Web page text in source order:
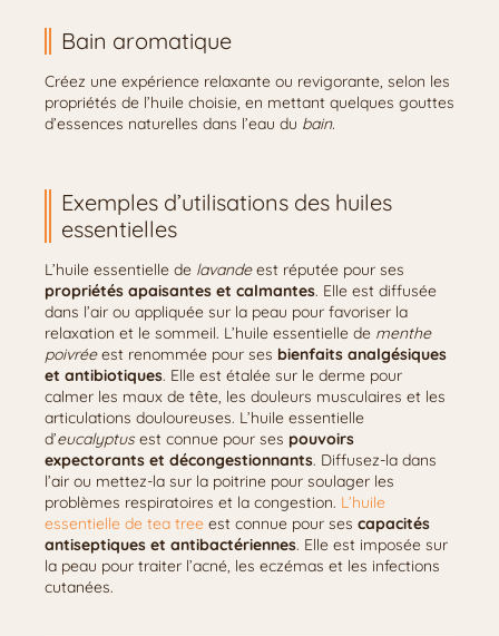
Bain aromatique
Créez une expérience relaxante ou revigorante, selon les
propriétés de l’huile choisie, en mettant quelques gouttes
d’essences naturelles dans l’eau du bain.
Exemples d’utilisations des huiles
essentielles
L’huile essentielle de lavandeest réputée pour ses
propriétés apaisantes et calmantes. Elle est diffusée
dans l’air ou appliquée sur la peau pour favoriser la
relaxation et le sommeil. L’huile essentielle de menthe
poivréeest renommée pour ses bienfaits analgésiques
et antibiotiques. Elle est étalée sur le derme pour
calmer les maux de tête, les douleurs musculaires et les
articulations douloureuses. L’huile essentielle
d’eucalyptusest connue pour ses pouvoirs
expectorants et décongestionnants. Diffusez-la dans
l’air ou mettez-la sur la poitrine pour soulager les
problèmes respiratoires et la congestion. L’huile
essentielle de tea tree est connue pour ses capacités
antiseptiques et antibactériennes. Elle est imposée sur
la peau pour traiter l’acné, les eczémas et les infections
cutanées.